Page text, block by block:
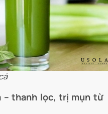
– thanh lọc, trị mụn từ